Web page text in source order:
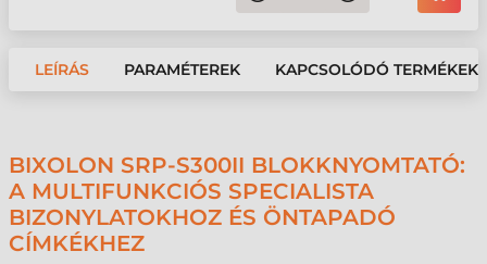
LEÍRÁS PARAMÉTEREK KAPCSOLÓDÓ TERMÉKEK
BIXOLON SRP-S300II BLOKKNYOMTATÓ:
A MULTIFUNKCIÓS SPECIALISTA
BIZONYLATOKHOZ ÉS ÖNTAPADÓ
CÍMKÉKHEZ